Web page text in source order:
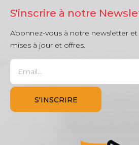
S'inscrire à notre
Abonnez-vous à notre newsletter et
mises à jour et offres.